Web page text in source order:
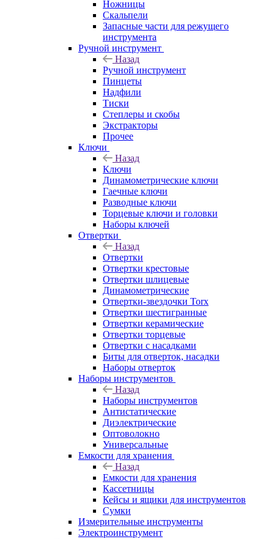
Ножницы
Скальпели
Запасные части для режущего
инструмента
Ручной инструмент
Назад
Ручной инструмент
Пинцеты
Надфили
Тиски
Степлеры и скобы
Экстракторы
Прочее
Ключи
Назад
Ключи
Динамометрические ключи
Гаечные ключи
Разводные ключи
Торцевые ключи и головки
Наборы ключей
Отвертки
Назад
Отвертки
Отвертки крестовые
Отвертки шлицевые
Динамометрические
Отвертки-звездочки Torx
Отвертки шестигранные
Отвертки керамические
Отвертки торцевые
Отвертки с насадками
Биты для отверток, насадки
Наборы отверток
Наборы инструментов
Назад
Наборы инструментов
Антистатические
Диэлектрические
Оптоволокно
Универсальные
Емкости для хранения
Назад
Емкости для хранения
Кассетницы
Кейсы и ящики для инструментов
Сумки
Измерительные инструменты
Электроинструмент